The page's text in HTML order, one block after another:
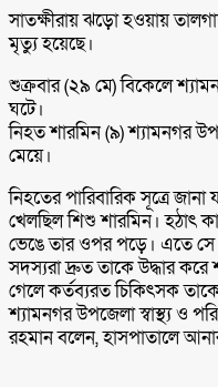
সাতক্ষীরায় ঝড়ো হওয়ায়
মৃত্যু হয়েছে।
শুক্রবার (২৯ মে) বিকেলে
ঘটে।
নিহত শারমিন (৯) শ্যামনগর
মেয়ে।
নিহতের পারিবারিক সূত্রে
খেলছিল শিশু শারমিন। হঠাৎ
ভেঙে তার ওপর পড়ে। এতে
সদস্যরা দ্রুত তাকে উদ্ধার করে
গেলে কর্তব্যরত চিকিৎসক
শ্যামনগর উপজেলা স্বাস্থ্য ও
রহমান বলেন, হাসপাতালে